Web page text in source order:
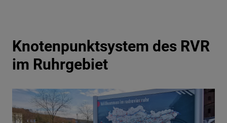
Knotenpunktsystem des RVR
im Ruhrgebiet